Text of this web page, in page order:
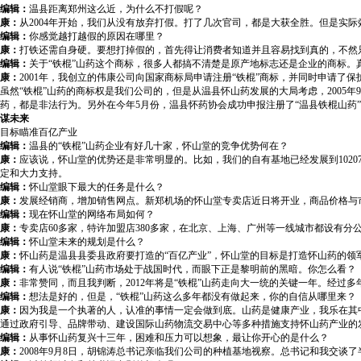
编辑： 温县距离郑州这么近，为什么不打假呢？
康： 从2004年开始，我们从没有放弃打假。打了几次官司，都是大获全胜。但是
编辑： 你感觉越打越假的原因在哪里？
康： 打铁还需自身硬。要想打掉假的，首先得让消费者知道并且容易找到真的，不
编辑： 关于“铁棍”山药这个商标，很多人都搞不清楚是原产地标志还是企业的商标。
康： 2001年，我创立的伟康公司向国家商标局申请注册“铁棍”商标，并同时申请了
虽然“铁棍”山药的商标权是我们公司的，但是从温县怀山药发展的大局考虑，2005
药，都是非法行为。另外在今年5月份，温县怀药协会成功申报注册了“温县铁棍山
谋未来
目标瞄准百亿产业
编辑： 温县的“铁棍”山药企业有好几十家，怀山堂的竞争优势何在？
康： 应该说，怀山堂的优势还是非常明显的。比如，我们的自有基地已经发展到
定和大力支持。
编辑：怀山堂眼下最大的任务是什么？
康： 发展经销商，增加销售网点。新郑机场的怀山堂专卖店近日将开业，商品价格
编辑： 现在怀山堂的网络布局如何？
康： 专卖店60多家，特许加盟店380多家，在北京、上海、广州等一线城市都设有
编辑：怀山堂未来的规划是什么？
康：怀山药是温县县委县政府要打造的“百亿产业”，怀山堂的目标是打造怀山药的
编辑： 有人说“铁棍”山药市场处于战国时代，而眼下正是黎明前的黑暗。你怎么看？
康： 非常赞同，而且我判断，2012年将是“铁棍”山药走向大一统的关键一年。经过
编辑： 想法是好的，但是，“铁棍”山药这么多年都没有做起来，你的自信从哪里来？
康： 因为我是一个执著的人，认准的事情一定会做到底。山药是健康产业，我乐在
通过政府引导、品牌带动、建设国际山药物流交易中心等多种措施支持怀山药产业的
编辑： 从事怀山药复兴十三年，困难和压力可以想象，最让你开心的是什么？
康： 2008年9月8日，胡锦涛总书记亲临我们公司的种植基地视察。总书记和我交谈